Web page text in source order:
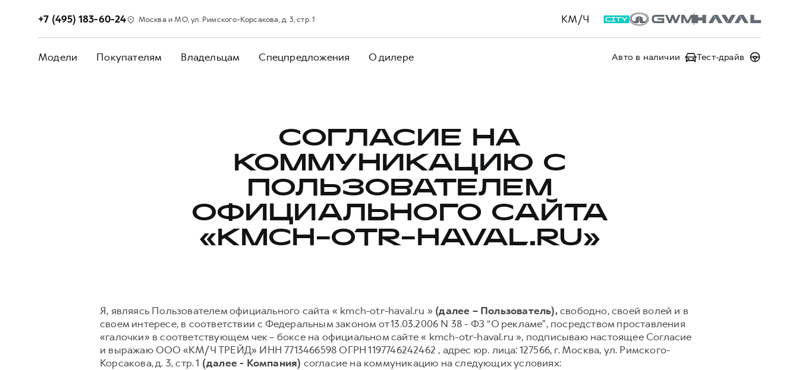
КМ/Ч
+7 (495) 183-60-24 Москва и МО, ул. Римского-Корсакова, д. 3, стр. 1
Модели Покупателям Владельцам Спецпредложения О дилере Авто в наличии Тест-драйв
СОГЛАСИЕ НА
КОММУНИКАЦИЮ С
ПОЛЬЗОВАТЕЛЕМ
ОФИЦИАЛЬНОГО САЙТА
«KMCH-OTR-HAVAL.RU»
Я, являясь Пользователем официального сайта « kmch-otr-haval.ru » (далее – Пользователь),свободно, своей волей и в
своем интересе, в соответствии с Федеральным законом от 13.03.2006 N 38 - ФЗ “О рекламе”, посредством проставления
«галочки» в соответствующем чек – боксе на официальном сайте « kmch-otr-haval.ru », подписываю настоящее Согласие
и выражаю ООО «КМ/Ч ТРЕЙД» ИНН 7713466598 ОГРН 1197746242462 , адрес юр. лица: 127566, г. Москва, ул. Римского-
Корсакова, д. 3, стр. 1 (далее - Компания) согласие на коммуникацию на следующих условиях: